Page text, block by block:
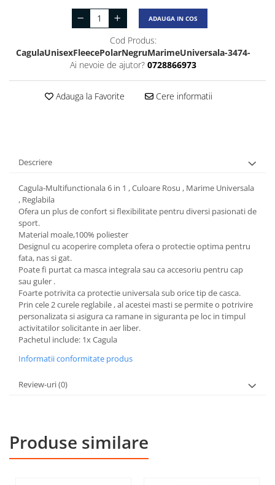
ADAUGA IN COS
Cod Produs:
CagulaUnisexFleecePolarNegruMarimeUniversala-3474-
Ai nevoie de ajutor? 0728866973
Adauga la Favorite Cere informatii
Descriere
Cagula-Multifunctionala 6 in 1 , Culoare Rosu , Marime Universala
, Reglabila
Ofera un plus de confort si flexibilitate pentru diversi pasionati de
sport.
Material moale,100% poliester
Designul cu acoperire completa ofera o protectie optima pentru
fata, nas si gat.
Poate fi purtat ca masca integrala sau ca accesoriu pentru cap
sau guler .
Foarte potrivita ca protectie universala sub orice tip de casca.
Prin cele 2 curele reglabile , al acestei masti se permite o potrivire
personalizata si asigura ca ramane in siguranta pe loc in timpul
activitatilor solicitante in aer liber.
Pachetul include: 1x Cagula
Informatii conformitate produs
Review-uri(0)
Produse similare